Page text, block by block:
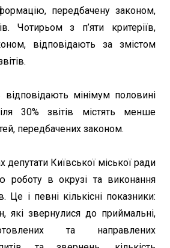
передбачену законом,
Чотирьом з п’яти критеріїв,
відповідають за змістом
мінімум половині
30% звітів містять менше
передбачених законом.
депутати Київської міської ради
роботу в окрузі та виконання
Це і певні кількісні показники:
які звернулися до приймальні,
та направлених